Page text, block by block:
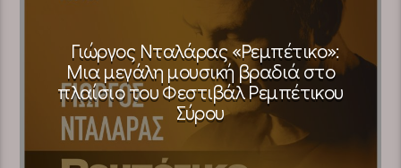
Γιώργος Νταλάρας «Ρεμπέτικο»:
Μια μεγάλη μουσική βραδιά στο
πλαίσιο του Φεστιβάλ Ρεμπέτικου
Σύρου